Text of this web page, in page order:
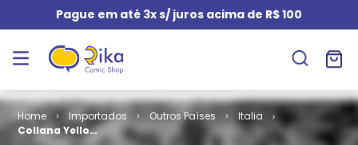
Pague em até 3x s/ juros acima de R$ 100
Importados Outros Países
Italia
Collana Yellow